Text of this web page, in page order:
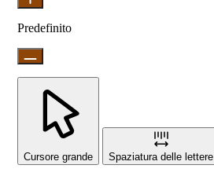
Predefinito
Cursore grande Spaziatura delle lettere